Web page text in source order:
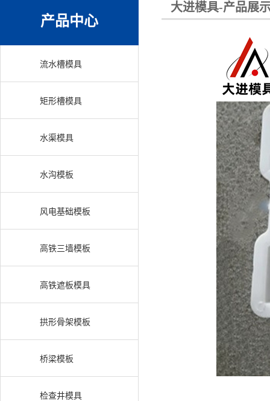
产品中心
流水槽模具
矩形槽模具
水渠模具
水沟模板
风电基础模板
高铁三墙模板
高铁遮板模具
拱形骨架模板
桥梁模板
检查井模具
大进模具-产品展